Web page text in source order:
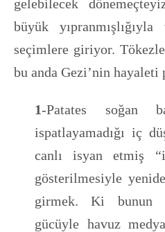
gelebilecek
büyük
seçimlere giriyor.
bu anda Gezi’nin hayaleti
1-Patates soğan
ispatlayamadığı iç
canlı isyan etmiş
gösterilmesiyle
girmek. Ki bunun
gücüyle havuz